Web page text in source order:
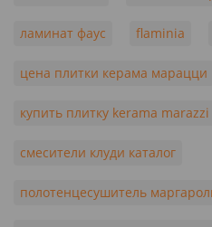
ламинат фаус flaminia
цена плитки керама марацци
купить плитку kerama
смесители клуди каталог
полотенцесушитель